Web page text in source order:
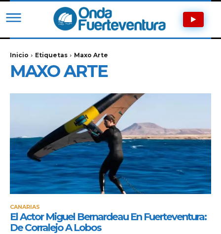
Inicio Etiquetas Maxo Arte
MAXO ARTE
CANARIAS
El Actor Miguel Bernardeau En Fuerteventura:
De Corralejo A Lobos